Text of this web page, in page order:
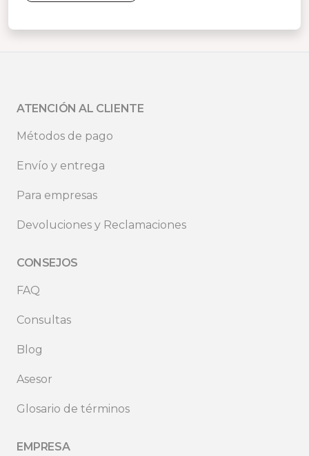
ATENCIÓN AL CLIENTE
Métodos de pago
Envío y entrega
Para empresas
Devoluciones y Reclamaciones
CONSEJOS
FAQ
Consultas
Blog
Asesor
Glosario de términos
EMPRESA